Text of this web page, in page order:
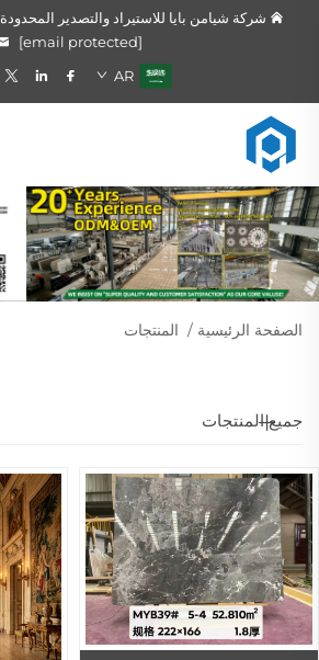
شركة شيامن بايا للاستيراد والتصدير المحدودة
[email protected]
AR
الصفحة الرئيسية / المنتجات
جميع المنتجات